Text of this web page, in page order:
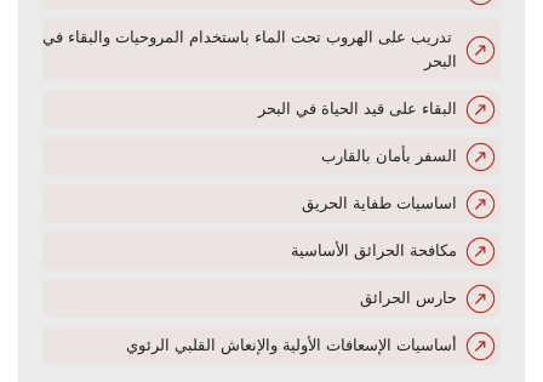
تدريب على الهروب تحت الماء باستخدام المروحيات والبقاء في
البحر
البقاء على قيد الحياة في البحر
السفر بأمان بالقارب
اساسيات طفاية الحريق
مكافحة الحرائق الأساسية
حارس الحرائق
أساسيات الإسعافات الأولية والإنعاش القلبي الرئوي